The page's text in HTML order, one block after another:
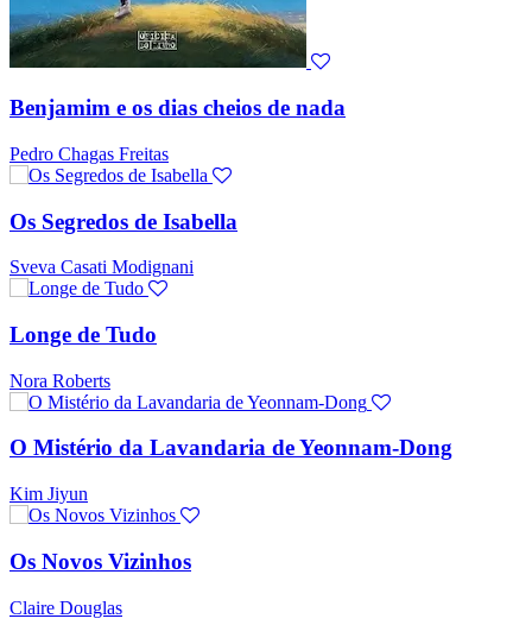
Benjamim e os dias cheios de nada
Pedro Chagas Freitas
Os Segredos de Isabella
Sveva Casati Modignani
Longe de Tudo
Nora Roberts
O Mistério da Lavandaria de Yeonnam-Dong
Kim Jiyun
Os Novos Vizinhos
Claire Douglas